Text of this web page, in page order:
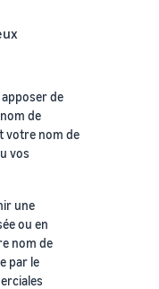
apposer de
de
votre nom de
vos
une
ou en
nom de
par le